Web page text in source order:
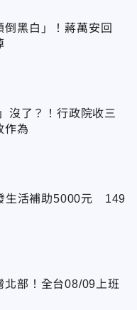
黑白」！蔣萬安回
沒了？！行政院收三
作為
生活補助5000元 149
北部！全台08/09上班